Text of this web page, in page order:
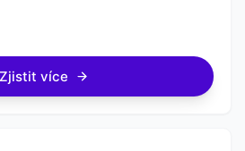
Zjistit více